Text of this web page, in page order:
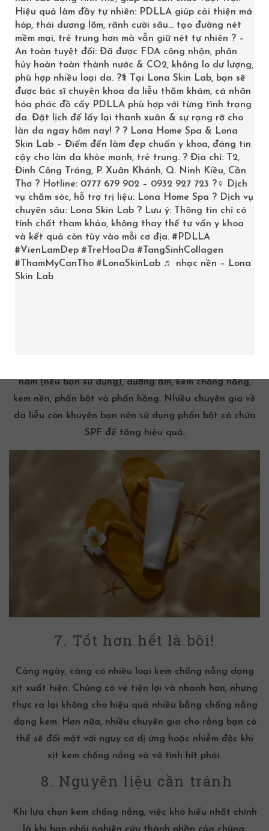
5. Bôi sớm
Thời điểm tốt nhất để bôi kem chống nắng , đó là trước
khi ra ngoài khoảng 15-20’. Nhờ vậy, da bạn mới được
hấp thụ đầy đủ nhất những tác dụng của kem
chống
nắng.
6. Bôi đúng cách
Bạn không nên dùng kem
nám (nếu bạn sử dụng), dưỡng ẩm, kem chống nắng,
kem nền, phấn bột và phấn hồng. Nhiều chuyên gia về
da liễu còn khuyên bạn nên sử dụng phấn bột có chứa
SPF để tăng hiệu quả.
7. Tốt hơn hết là bôi!
Càng ngày, càng có nhiều loại kem chống nắng dạng
xịt xuất hiện. Chúng có vẻ tiện lợi và nhanh hơn, nhưng
thực ra lại không cho hiệu quả nhiều bằng chống nắng
dạng kem. Hơn nữa, nhiều chuyên gia cho rằng bạn có
thể sẽ đối mặt với nguy cơ dị ứng hoặc nhiễm độc khi
xịt kem chống nắng và vô tình hít phải.
8. Nguyên liệu cần tránh
Khi lựa chọn kem chống nắng, việc khó hiểu nhất chính
Hiệu quả làm đầy tự nhiên: PDLLA giúp cải thiện má
hóp, thái dương lõm, rãnh cười sâu… tạo đường nét
mềm mại, trẻ trung hơn mà vẫn giữ nét tự nhiên ? –
An toàn tuyệt đối: Đã được FDA công nhận, phân
hủy hoàn toàn thành nước & CO2, không lo dư lượng,
phù hợp nhiều loại da. ?‍⚕️ Tại Lona Skin Lab, bạn sẽ
được bác sĩ chuyên khoa da liễu thăm khám, cá nhân
hóa phác đồ cấy PDLLA phù hợp với từng tình trạng
da. Đặt lịch để lấy lại thanh xuân & sự rạng rỡ cho
làn da ngay hôm nay! ? ? Lona Home Spa & Lona
Skin Lab – Điểm đến làm đẹp chuẩn y khoa, đáng tin
cậy cho làn da khỏe mạnh, trẻ trung. ? Địa chỉ: T2,
Đinh Công Tráng, P. Xuân Khánh, Q. Ninh Kiều, Cần
Thơ ? Hotline: 0777 679 902 – 0932 927 723 ?‍♀️ Dịch
vụ chăm sóc, hỗ trợ trị liệu: Lona Home Spa ? Dịch vụ
chuyên sâu: Lona Skin Lab ? Lưu ý: Thông tin chỉ có
tính chất tham khảo, không thay thế tư vấn y khoa
và kết quả còn tùy vào mỗi cơ địa. #PDLLA
#VienLamDep #TreHoaDa #TangSinhCollagen
#ThamMyCanTho #LonaSkinLab ♬ nhạc nền – Lona
Skin Lab